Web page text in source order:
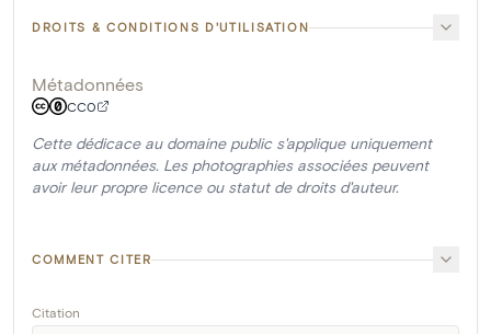
DROITS & CONDITIONS D'UTILISATION
Métadonnées
CC0
Cette dédicace au domaine public s'applique uniquement
aux métadonnées. Les photographies associées peuvent
avoir leur propre licence ou statut de droits d'auteur.
COMMENT CITER
Citation